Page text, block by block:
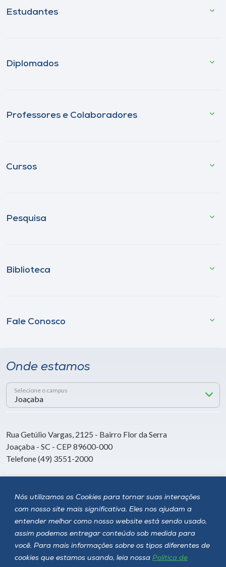
Nós utilizamos os Cookies para tornar suas interações
com nosso site mais significativa. Eles nos ajudam a
entender melhor como nosso website está sendo usado,
assim podemos entregar conteúdo sob medida para
você. Para mais informações sobre os tipos diferentes de
cookies que estamos usando, leia nossa Política de
Estudantes
Diplomados
Professores e Colaboradores
Cursos
Pesquisa
Biblioteca
Fale Conosco
Onde estamos
Selecione o campus
Rua Getúlio Vargas, 2125 - Bairro Flor da Serra
Joaçaba - SC - CEP 89600-000
Telefone (49) 3551-2000
Siga a Unoesc